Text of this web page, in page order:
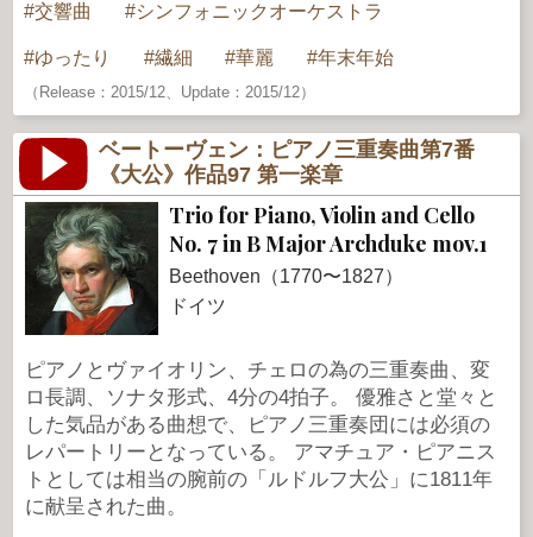
交響曲 シンフォニックオーケストラ
ゆったり 繊細 華麗 年末年始
（Release：2015/12、Update：2015/12）
ベートーヴェン：ピアノ三重奏曲第7番
《大公》作品97 第一楽章
Trio for Piano, Violin and Cello
No. 7 in B Major Archduke mov.1
Beethoven（1770〜1827）
ドイツ
ピアノとヴァイオリン、チェロの為の三重奏曲、変
ロ長調、ソナタ形式、4分の4拍子。 優雅さと堂々と
した気品がある曲想で、ピアノ三重奏団には必須の
レパートリーとなっている。 アマチュア・ピアニス
トとしては相当の腕前の「ルドルフ大公」に1811年
に献呈された曲。